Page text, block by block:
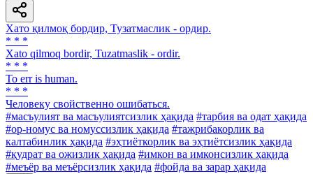
Хато қилмоқ бордир, Тузатмаслик - ордир.
* * *
Xato qilmoq bordir, Tuzatmaslik - ordir.
* * *
To err is human.
* * *
Человеку свойственно ошибаться.
#масъулият ва масъулиятсизлик ҳақида #тарбия ва одат ҳақида
#ор-номус ва номуссизлик ҳақида #тажрибакорлик ва
калтабинлик ҳақида #эҳтиёткорлик ва эҳтиётсизлик ҳақида
#қудрат ва ожизлик ҳақида #имкон ва имконсизлик ҳақида
#меъёр ва меъёрсизлик ҳақида #фойда ва зарар ҳақида